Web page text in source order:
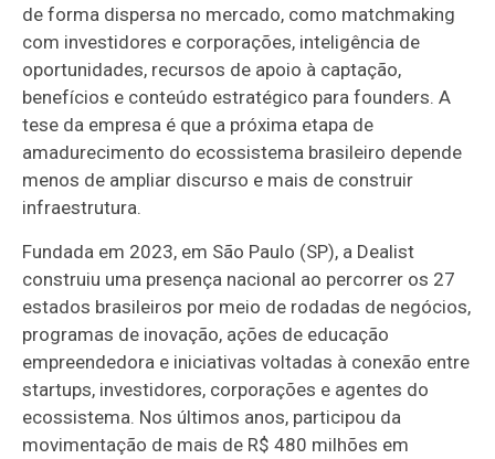
de forma dispersa no mercado, como matchmaking
com investidores e corporações, inteligência de
oportunidades, recursos de apoio à captação,
benefícios e conteúdo estratégico para founders. A
tese da empresa é que a próxima etapa de
amadurecimento do ecossistema brasileiro depende
menos de ampliar discurso e mais de construir
infraestrutura.
Fundada em 2023, em São Paulo (SP), a Dealist
construiu uma presença nacional ao percorrer os 27
estados brasileiros por meio de rodadas de negócios,
programas de inovação, ações de educação
empreendedora e iniciativas voltadas à conexão entre
startups, investidores, corporações e agentes do
ecossistema. Nos últimos anos, participou da
movimentação de mais de R$ 480 milhões em